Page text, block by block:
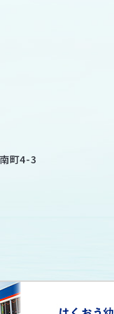
町4-3